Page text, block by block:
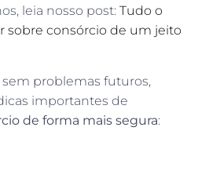
leia nosso post: Tudo o
sobre consórcio de um jeito
sem problemas futuros,
importantes de
de forma mais segura: